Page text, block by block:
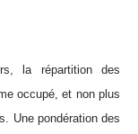
la répartition des
occupé, et non plus
Une pondération des